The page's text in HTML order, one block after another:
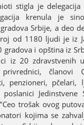
stigla јe
krenula јe
Srbiјe, a deo
od 1180 ljudi јe iz
gradova i opština iz
iz 20 zdravstvenih
privrednici, članovi
penzioneri,
Јedinstvene
trošak ovog
koјima se